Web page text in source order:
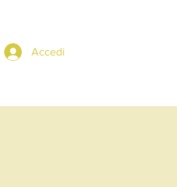
Accedi